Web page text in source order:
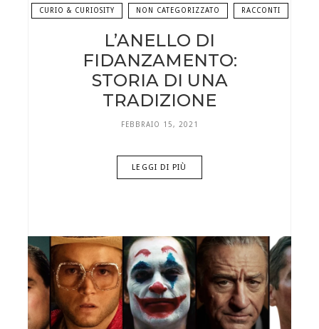
CURIO & CURIOSITY NON CATEGORIZZATO RACCONTI
L’ANELLO DI
FIDANZAMENTO:
STORIA DI UNA
TRADIZIONE
FEBBRAIO 15, 2021
LEGGI DI PIÙ